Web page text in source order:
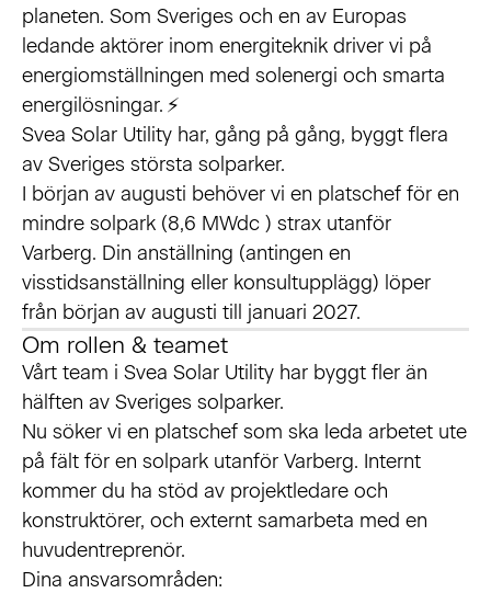
planeten. Som Sveriges och en av Europas
ledande aktörer inom energiteknik driver vi på
energiomställningen med solenergi och smarta
energilösningar. ⚡
Svea Solar Utility har, gång på gång, byggt flera
av Sveriges största solparker.
I början av augusti behöver vi en platschef för en
mindre solpark (8,6 MWdc ) strax utanför
Varberg. Din anställning (antingen en
visstidsanställning eller konsultupplägg) löper
från början av augusti till januari 2027.
Om rollen & teamet
Vårt team i Svea Solar Utility har byggt fler än
hälften av Sveriges solparker.
Nu söker vi en platschef som ska leda arbetet ute
på fält för en solpark utanför Varberg. Internt
kommer du ha stöd av projektledare och
konstruktörer, och externt samarbeta med en
huvudentreprenör.
Dina ansvarsområden: